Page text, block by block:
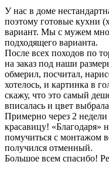
У нас в доме
поэтому готовые кухни
вариант. Мы с мужем
подходящего варианта.
После всех походов по
на заказ под наши
обмерил, посчитал,
хотелось, и картинка в
скажу, что это самый
вписалась и цвет
Примерно через 2
красавицу!
помучиться с монтажом
получился отменный.
Большое всем спасибо!